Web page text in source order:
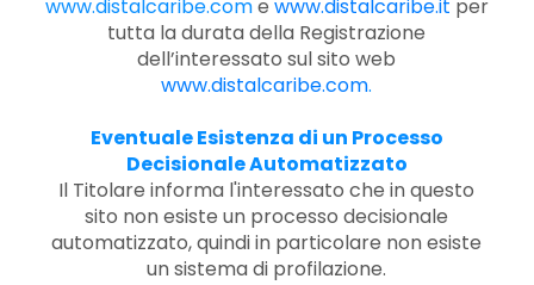
www.distalcaribe.come www.distalcaribe.it per
tutta la durata della Registrazione
dell’interessato sul sito web
www.distalcaribe.com.
Eventuale Esistenza di un Processo
Decisionale Automatizzato
Il Titolare informa l'interessato che in questo
sito non esiste un processo decisionale
automatizzato, quindi in particolare non esiste
un sistema di profilazione.